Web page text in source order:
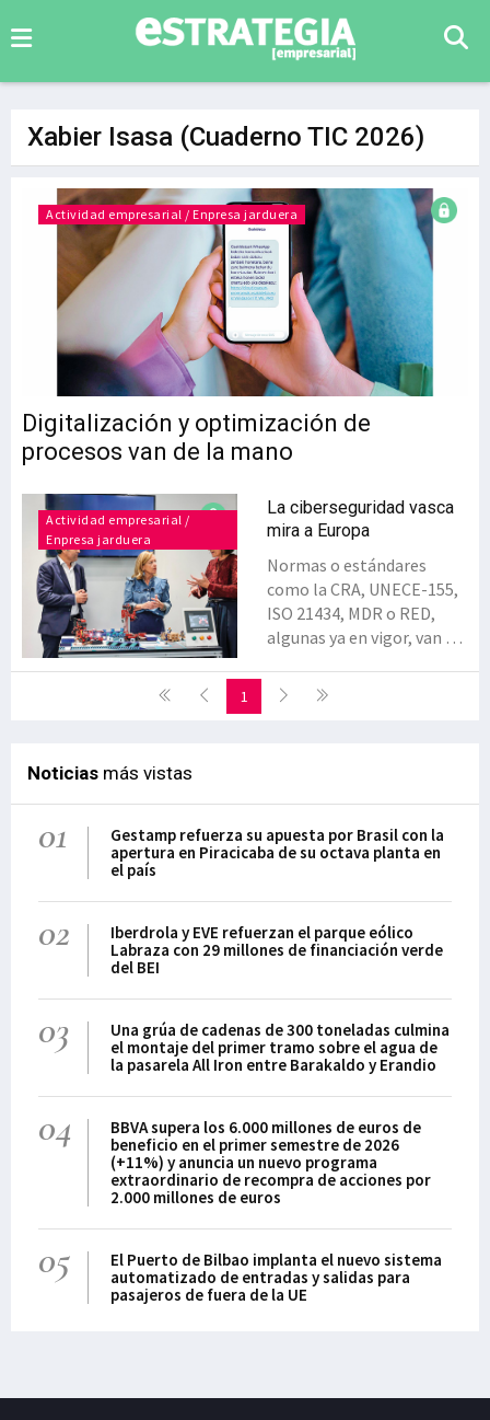
Xabier Isasa (Cuaderno TIC 2026)
Digitalización y optimización de
procesos van de la mano
Actividad empresarial / Enpresa jarduera
Actividad empresarial /
Enpresa jarduera
La ciberseguridad vasca
mira a Europa
Normas o estándares
como la CRA, UNECE-155,
ISO 21434, MDR o RED,
algunas ya en vigor, van a
ciberseguros muchos
ciberseguridad, en este
escenario, no es una
opción y pasa a ser, sin
competitividad que aporta
valor añadido. La
economía de la
más allá de los ataques
que pueden sufrir las
grandes corporaciones e
infraestructuras o cada
ciudadano en sus
dispositivos. Es cierto que
la escalada de incidentes
no encuentra freno y que
en Euskadi, sin ir más lejos,
1
Noticias más vistas
01
Gestamp refuerza su apuesta por Brasil con la
apertura en Piracicaba de su octava planta en
el país
02
Iberdrola y EVE refuerzan el parque eólico
Labraza con 29 millones de financiación verde
del BEI
03
Una grúa de cadenas de 300 toneladas culmina
el montaje del primer tramo sobre el agua de
la pasarela All Iron entre Barakaldo y Erandio
04
BBVA supera los 6.000 millones de euros de
beneficio en el primer semestre de 2026
(+11%) y anuncia un nuevo programa
extraordinario de recompra de acciones por
2.000 millones de euros
05
El Puerto de Bilbao implanta el nuevo sistema
automatizado de entradas y salidas para
pasajeros de fuera de la UE